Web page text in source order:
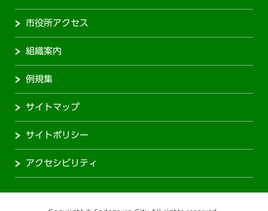
市役所アクセス
組織案内
例規集
サイトマップ
サイトポリシー
アクセシビリティ